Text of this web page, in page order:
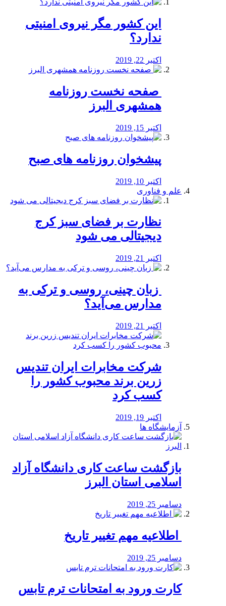
این کشور مگر نیروی امنیتی
ندارد؟
اکتبر 22, 2019
️ صفحه نخست روزنامه‌
همشهری البرز
اکتبر 15, 2019
پیشخوان روزنامه های صبح
اکتبر 10, 2019
علم و فناوری
نظارت بر فضای سبز کرج
دیجیتالی می شود
اکتبر 21, 2019
️ زبان چینی، روسی و ترکی به
مدارس می‌آید؟
اکتبر 21, 2019
شرکت مخابرات ایران تندیس
زرین برند محبوب کشور را
کسب کرد
اکتبر 19, 2019
آزمایشگاه ها
بازگشت ساعت کاری دانشگاه آزاد
اسلامی استان البرز
دسامبر 25, 2019
️ اطلاعیه مهم تغییر تاریخ
دسامبر 25, 2019
کارت ورود به امتحانات ترم تابس